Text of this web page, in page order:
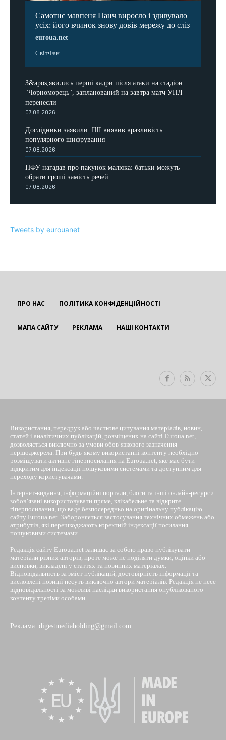
Самотнє мавпеня Панч виросло і здивувало
усіх: його вчинок знову довів мережу до сліз
euroua.net
СвітФан ...
З&apos;явились перші кадри після атаки на стадіон
"Чорноморець", запланований на завтра матч УПЛ –
перенесли
07.08.2026
Дослідники заявили: ШІ виявив вразливість
популярного шифрування
07.08.2026
ПФУ нагадав про пакунок малюка: батьки можуть
обрати гроші замість речей
07.08.2026
Tweets by eurouanet
ПРО НАС ПОЛІТИКА КОНФІДЕНЦІЙНОСТІ
МАПА САЙТУ РЕКЛАМА НАШІ КОНТАКТИ
Використання, передрук або часткове цитування матеріалів, новин,
статей і аналітичних публікацій, розміщених на сайті Euroua.net,
дозволяється виключно за умови обов’язкового зазначення
першоджерела. При будь-якому використанні контенту необхідно
розміщувати активне гіперпосилання на Euroua.net, яке має бути
відкритим для індексації пошуковими системами та доступним для
переходу користувачами.
Інтернет-видання, інформаційні портали, блоги та інші онлайн-ресурси
зобов’язані використовувати пряме, клікабельне та відкрите
гіперпосилання, що веде безпосередньо на оригінальну публікацію
сайту Euroua.net. Забороняється застосування технічних обмежень або
атрибутів, які перешкоджають коректній індексації посилання
пошуковими системами.
Редакція сайту Euroua.net залишає за собою право публікувати
матеріали різних авторів, проте може не поділяти думки, оцінки або
висновки, викладені у статтях та новинних матеріалах.
Відповідальність за зміст публікацій, достовірність інформації та
висловлені позиції несуть виключно автори матеріалів. Редакція не несе
відповідальності за можливі наслідки використання опублікованого
контенту третіми особами.
Реклама: digestmediaholding@gmail.com